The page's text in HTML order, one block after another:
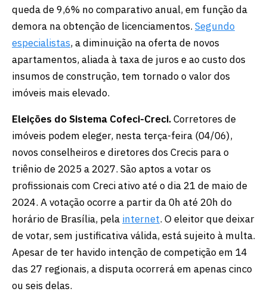
queda de 9,6% no comparativo anual, em função da
demora na obtenção de licenciamentos. Segundo
especialistas, a diminuição na oferta de novos
apartamentos, aliada à taxa de juros e ao custo dos
insumos de construção, tem tornado o valor dos
imóveis mais elevado.
Eleições do Sistema Cofeci-Creci.Corretores de
imóveis podem eleger, nesta terça-feira (04/06),
novos conselheiros e diretores dos Crecis para o
triênio de 2025 a 2027. São aptos a votar os
profissionais com Creci ativo até o dia 21 de maio de
2024. A votação ocorre a partir da 0h até 20h do
horário de Brasília, pela internet. O eleitor que deixar
de votar, sem justificativa válida, está sujeito à multa.
Apesar de ter havido intenção de competição em 14
das 27 regionais, a disputa ocorrerá em apenas cinco
ou seis delas.